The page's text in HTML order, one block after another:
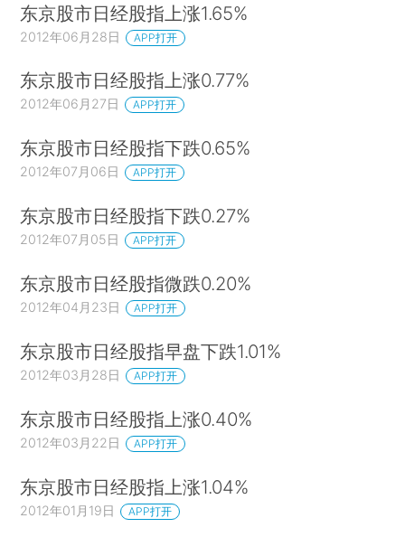
东京股市日经股指上涨1.65%
2012年06月28日 APP打开
东京股市日经股指上涨0.77%
2012年06月27日 APP打开
东京股市日经股指下跌0.65%
2012年07月06日 APP打开
东京股市日经股指下跌0.27%
2012年07月05日 APP打开
东京股市日经股指微跌0.20%
2012年04月23日 APP打开
东京股市日经股指早盘下跌1.01%
2012年03月28日 APP打开
东京股市日经股指上涨0.40%
2012年03月22日 APP打开
东京股市日经股指上涨1.04%
2012年01月19日 APP打开